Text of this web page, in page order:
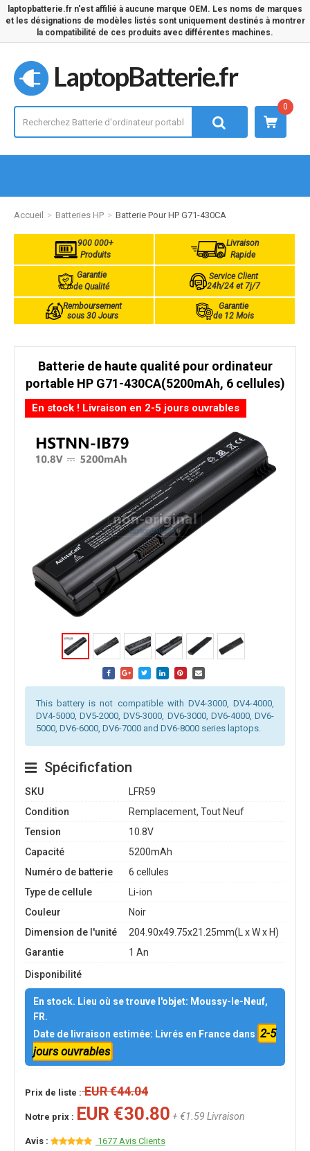
laptopbatterie.fr n'est affilié à aucune marque OEM. Les noms de marques
et les désignations de modèles listés sont uniquement destinés à montrer
la compatibilité de ces produits avec différentes machines.
LaptopBatterie.fr
0
Accueil Batteries HP Batterie Pour HP G71-430CA
900 000+
Produits
Livraison
Rapide
Garantie
de Qualité
Service Client
24h/24 et 7j/7
Remboursement
sous 30 Jours
Garantie
de 12 Mois
Batterie de haute qualité pour ordinateur
portable HP G71-430CA(5200mAh, 6 cellules)
En stock ! Livraison en 2-5 jours ouvrables
This battery is not compatible with DV4-3000, DV4-4000,
DV4-5000, DV5-2000, DV5-3000, DV6-3000, DV6-4000, DV6-
5000, DV6-6000, DV6-7000 and DV6-8000 series laptops.
Spécificfation
SKU
LFR59
Condition
Remplacement, Tout Neuf
Tension
10.8V
Capacité
5200mAh
Numéro de batterie
6 cellules
Type de cellule
Li-ion
Couleur
Noir
Dimension de l'unité
204.90x49.75x21.25mm(L x W x H)
Garantie
1 An
Disponibilité
En stock. Lieu où se trouve l'objet: Moussy-le-Neuf,
FR.
Date de livraison estimée: Livrés en France dans 2-5
jours ouvrables
Prix de liste :EUR €44.04
Notre prix : EUR €30.80 + €1.59 Livraison
Avis : 1677 Avis Clients